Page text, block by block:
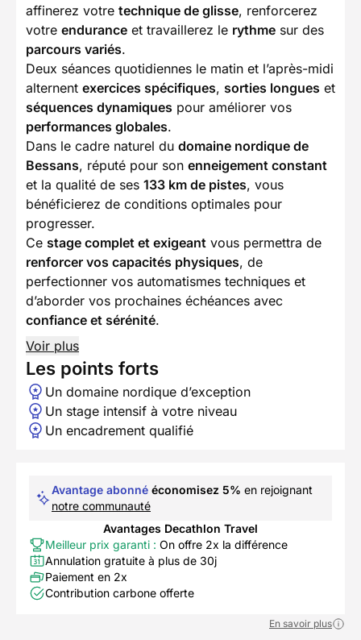
affinerez votre technique de glisse, renforcerez
votre endurance et travaillerez le rythme sur des
parcours variés.
Deux séances quotidiennes le matin et l’après-midi
alternent exercices spécifiques, sorties longues et
séquences dynamiques pour améliorer vos
performances globales.
Dans le cadre naturel du domaine nordique de
Bessans, réputé pour son enneigement constant
et la qualité de ses 133 km de pistes, vous
bénéficierez de conditions optimales pour
progresser.
Ce stage complet et exigeant vous permettra de
renforcer vos capacités physiques, de
perfectionner vos automatismes techniques et
d’aborder vos prochaines échéances avec
confiance et sérénité.
Voir plus
Les points forts
Un domaine nordique d’exception
Un stage intensif à votre niveau
Un encadrement qualifié
Avantage abonné économisez 5% en rejoignant
notre communauté
Avantages Decathlon Travel
Meilleur prix garanti : On offre 2x la différence
Annulation gratuite à plus de 30j
Paiement en 2x
Contribution carbone offerte
En savoir plus